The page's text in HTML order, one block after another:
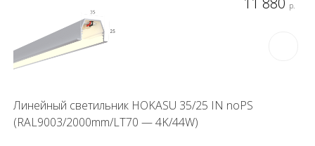
Линейный светильник HOKASU 35/25 IN noPS
(RAL9003/2000mm/LT70 — 4K/44W)
р.